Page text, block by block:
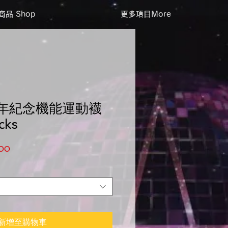
品 Shop 更多項目More
紀念機能運動襪
增至購物車